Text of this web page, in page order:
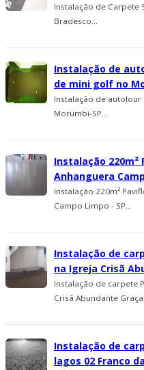
Instalação de Carpete
Bradesco...
Instalação de
de mini golf no
Instalação de autolour
Morumbi-SP...
Instalação 220m²
Anhanguera
Instalação 220m²
Campo Limpo - SP...
Instalação de
na Igreja Crisã
Instalação de carpete
Crisã Abundante Graça...
Instalação de
lagos 02 Franco